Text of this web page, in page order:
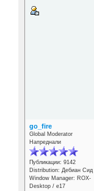
go_fire
Global Moderator
Напреднали
Публикации: 9142
Distribution: Дебиан Сид
Window Manager: ROX-
Desktop / е17